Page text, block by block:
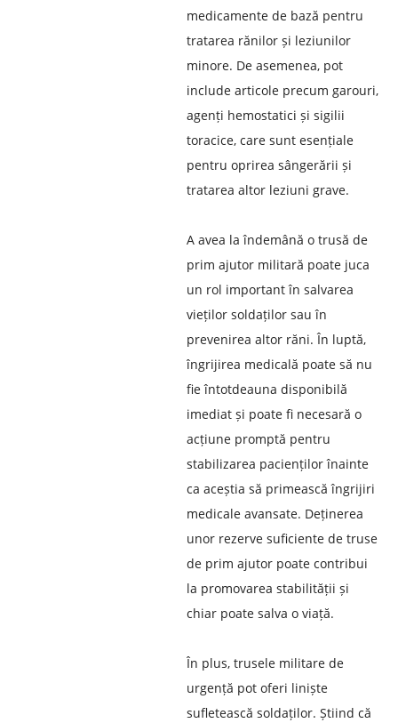
medicamente de bază pentru
tratarea rănilor și leziunilor
minore. De asemenea, pot
include articole precum garouri,
agenți hemostatici și sigilii
toracice, care sunt esențiale
pentru oprirea sângerării și
tratarea altor leziuni grave.
A avea la îndemână o trusă de
prim ajutor militară poate juca
un rol important în salvarea
vieților soldaților sau în
prevenirea altor răni. În luptă,
îngrijirea medicală poate să nu
fie întotdeauna disponibilă
imediat și poate fi necesară o
acțiune promptă pentru
stabilizarea pacienților înainte
ca aceștia să primească îngrijiri
medicale avansate. Deținerea
unor rezerve suficiente de truse
de prim ajutor poate contribui
la promovarea stabilității și
chiar poate salva o viață.
În plus, trusele militare de
urgență pot oferi liniște
sufletească soldaților. Știind că